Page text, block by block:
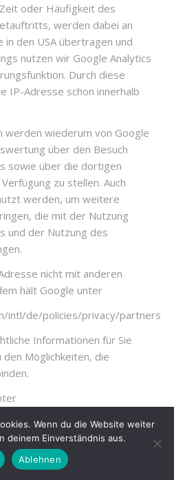
oder Häufigkeit des
werden dabei an
in den USA übertragen und
nutzen wir Google Analytics
Durch diese
IP-Adresse schon innerhalb
werden wiederum von Google
über den Besuch
sowie über die dortigen
zu stellen. Auch
werden, um weitere
die mit der Nutzung
und der Nutzung des
nicht mit anderen
hält Google unter
intl/de/policies/privacy/partners
Informationen für Sie
Möglichkeiten, die
dlpage/gaoptout?hl=de
on nebst weiteren
Add-on lässt sich mit
Wenn du die Website weiter
deinem Einverständnis aus.
Ablehnen